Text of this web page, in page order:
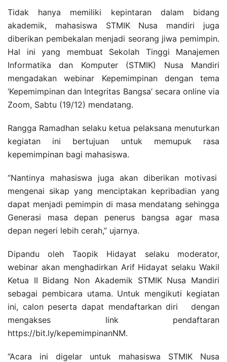
Tidak hanya memiliki kepintaran dalam bidang
akademik, mahasiswa STMIK Nusa mandiri juga
diberikan pembekalan menjadi seorang jiwa pemimpin.
Hal ini yang membuat Sekolah Tinggi Manajemen
Informatika dan Komputer (STMIK) Nusa Mandiri
mengadakan webinar Kepemimpinan dengan tema
‘Kepemimpinan dan Integritas Bangsa’ secara online via
Zoom, Sabtu (19/12) mendatang.
Rangga Ramadhan selaku ketua pelaksana menuturkan
kegiatan ini bertujuan untuk memupuk rasa
kepemimpinan bagi mahasiswa.
“Nantinya mahasiswa juga akan diberikan motivasi
mengenai sikap yang menciptakan kepribadian yang
dapat menjadi pemimpin di masa mendatang sehingga
Generasi masa depan penerus bangsa agar masa
depan negeri lebih cerah,” ujarnya.
Dipandu oleh Taopik Hidayat selaku moderator,
webinar akan menghadirkan Arif Hidayat selaku Wakil
Ketua II Bidang Non Akademik STMIK Nusa Mandiri
sebagai pembicara utama. Untuk mengikuti kegiatan
ini, calon peserta dapat mendaftarkan diri dengan
mengakses link pendaftaran
https://bit.ly/kepemimpinanNM.
“Acara ini digelar untuk mahasiswa STMIK Nusa